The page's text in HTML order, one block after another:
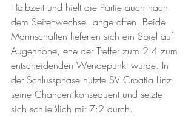
Halbzeit und hielt die Partie auch nach
dem Seitenwechsel lange offen. Beide
Mannschaften lieferten sich ein Spiel auf
Augenhöhe, ehe der Treffer zum 2:4 zum
entscheidenden Wendepunkt wurde. In
der Schlussphase nutzte SV Croatia Linz
seine Chancen konsequent und setzte
sich schließlich mit 7:2 durch.